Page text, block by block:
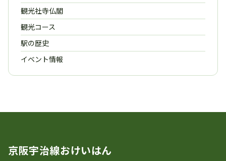
観光社寺仏閣
観光コース
駅の歴史
イベント情報
京阪宇治線おけいはん